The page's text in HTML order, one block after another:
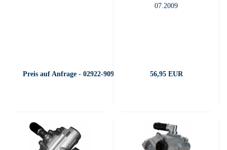
Preis auf Anfrage - 02922-909400
07.2009
56,95 EUR